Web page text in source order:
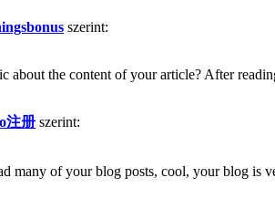
szerint:
about the content of your article? After
注册 szerint:
many of your blog posts, cool, your blog is